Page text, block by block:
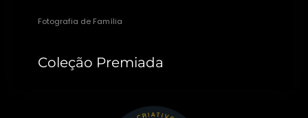
Fotografia de Família
Coleção Premiada